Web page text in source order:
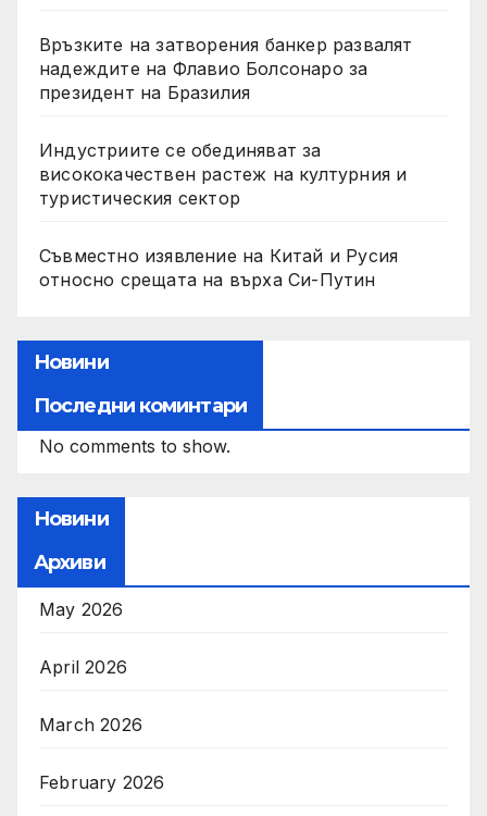
Връзките на затворения банкер развалят
надеждите на Флавио Болсонаро за
президент на Бразилия
Индустриите се обединяват за
висококачествен растеж на културния и
туристическия сектор
Съвместно изявление на Китай и Русия
относно срещата на върха Си-Путин
Новини
Последни коминтари
No comments to show.
Новини
Архиви
May 2026
April 2026
March 2026
February 2026